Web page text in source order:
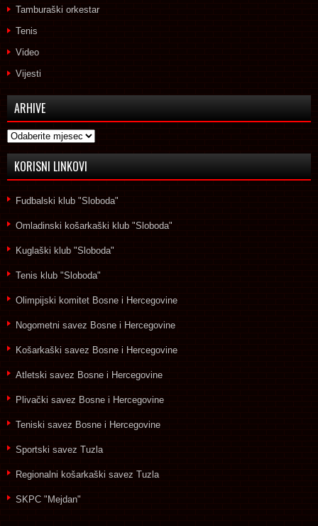
Tamburaški orkestar
Tenis
Video
Vijesti
ARHIVE
Arhive
KORISNI LINKOVI
Fudbalski klub "Sloboda"
Omladinski košarkaški klub "Sloboda"
Kuglaški klub "Sloboda"
Tenis klub "Sloboda"
Olimpijski komitet Bosne i Hercegovine
Nogometni savez Bosne i Hercegovine
Košarkaški savez Bosne i Hercegovine
Atletski savez Bosne i Hercegovine
Plivački savez Bosne i Hercegovine
Teniski savez Bosne i Hercegovine
Sportski savez Tuzla
Regionalni košarkaški savez Tuzla
SKPC "Mejdan"